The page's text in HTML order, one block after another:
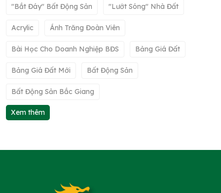
"bắt Đáy" Bất Động Sản "lướt Sóng" Nhà Đất
Acrylic Ánh Trăng Đoàn Viên
Bài Học Cho Doanh Nghiệp BĐS Bảng Giá Đất
Bảng Giá Đất Mới Bất Động Sản
Bất Động Sản Bắc Giang
Xem thêm